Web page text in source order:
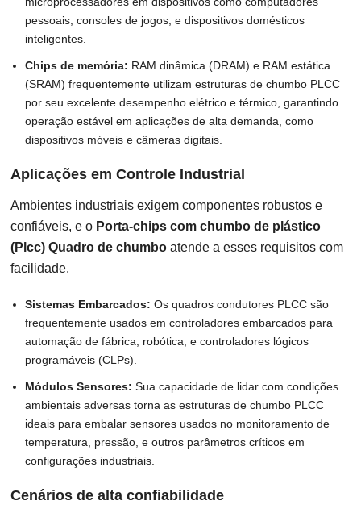
pessoais, consoles de jogos, e dispositivos domésticos
inteligentes.
Chips de memória: RAM dinâmica (DRAM) e RAM estática
(SRAM) frequentemente utilizam estruturas de chumbo PLCC
por seu excelente desempenho elétrico e térmico, garantindo
operação estável em aplicações de alta demanda, como
dispositivos móveis e câmeras digitais.
Aplicações em Controle Industrial
Ambientes industriais exigem componentes robustos e
confiáveis, e o Porta-chips com chumbo de plástico
(Plcc) Quadro de chumbo atende a esses requisitos com
facilidade.
Sistemas Embarcados: Os quadros condutores PLCC são
frequentemente usados ​​em controladores embarcados para
automação de fábrica, robótica, e controladores lógicos
programáveis (CLPs).
Módulos Sensores: Sua capacidade de lidar com condições
ambientais adversas torna as estruturas de chumbo PLCC
ideais para embalar sensores usados ​​no monitoramento de
temperatura, pressão, e outros parâmetros críticos em
configurações industriais.
Cenários de alta confiabilidade